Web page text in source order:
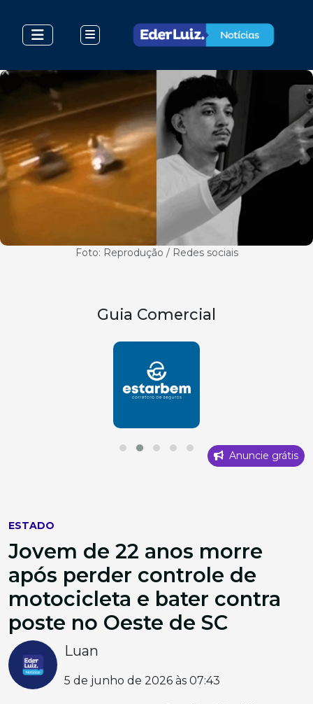
Foto: Reprodução / Redes sociais
Guia Comercial
Anuncie grátis
ESTADO
Jovem de 22 anos morre
após perder controle de
motocicleta e bater contra
poste no Oeste de SC
Luan
5 de junho de 2026 às 07:43